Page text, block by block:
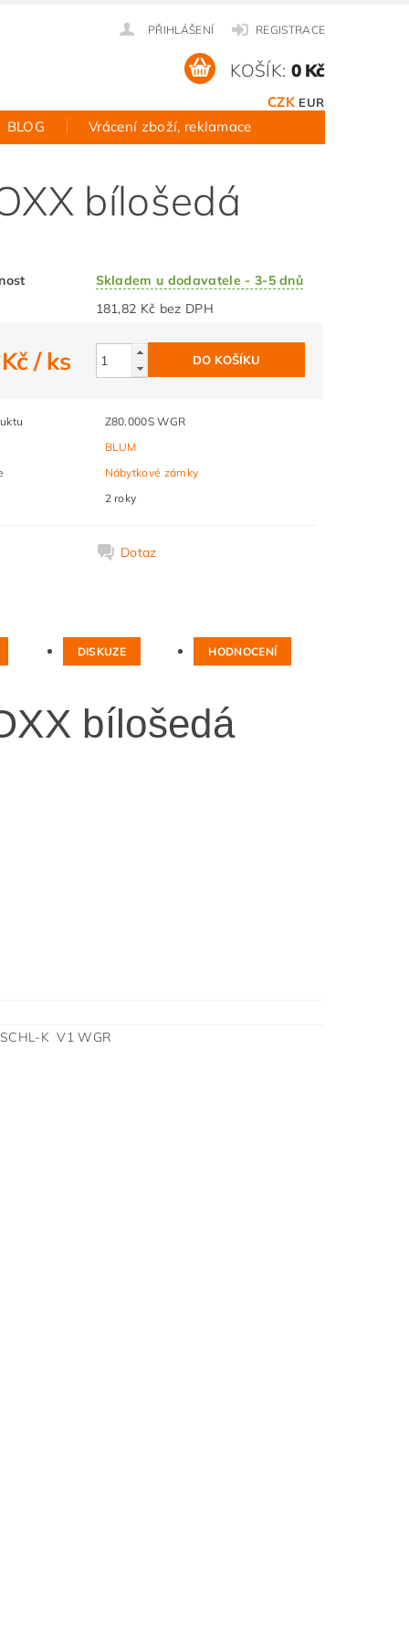
PŘIHLÁŠENÍ REGISTRACE
CZK EUR
KOŠÍK: 0 Kč
BLOG Vrácení zboží, reklamace
bílošedá
Skladem u dodavatele - 3-5 dnů
181,82 Kč bez DPH
/ ks
Z80.000S WGR
BLUM
Nábytkové zámky
2 roky
Dotaz
DISKUZE HODNOCENÍ
bílošedá
K V1 WGR